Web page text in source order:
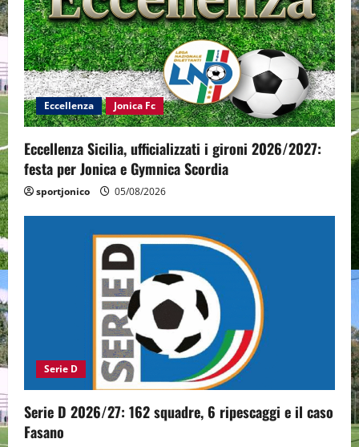
Eccellenza Jonica Fc
Eccellenza Sicilia, ufficializzati i gironi 2026/2027:
festa per Jonica e Gymnica Scordia
sportjonico 05/08/2026
Serie D
Serie D 2026/27: 162 squadre, 6 ripescaggi e il caso
Fasano